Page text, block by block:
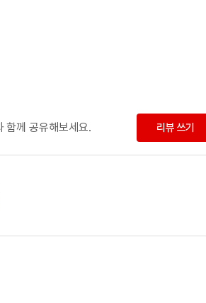
함께 공유해보세요. 리뷰 쓰기